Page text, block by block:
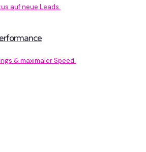
auf neue Leads.
& maximaler Speed.